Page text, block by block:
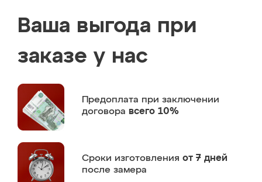
Ваша выгода при
заказе у нас
Предоплата при заключении
договора всего 10%
Сроки изготовления от 7 дней
после замера